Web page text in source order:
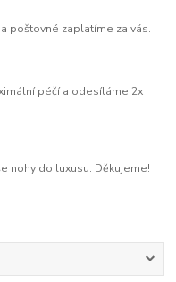
poštovné zaplatíme za vás.
péčí a odesíláme 2x
nohy do luxusu. Děkujeme!